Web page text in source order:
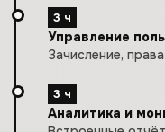
3 ч
Управление
Зачисление,
3 ч
Аналитика и